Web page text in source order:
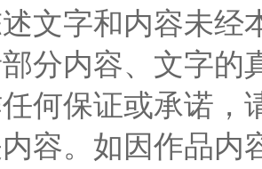
文字和内容未经
分内容、文字的
何保证或承诺，
容。如因作品内